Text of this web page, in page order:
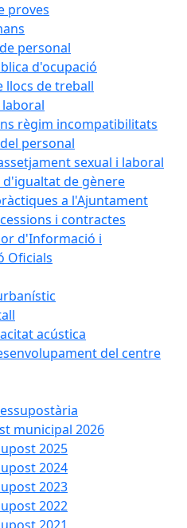
proves
personal
d'ocupació
llocs de treball
règim incompatibilitats
personal
sexual i laboral
d'igualtat de gènere
a l'Ajuntament
i contractes
d'Informació i
Oficials
acústica
del centre
municipal 2026
2025
2024
2023
2022